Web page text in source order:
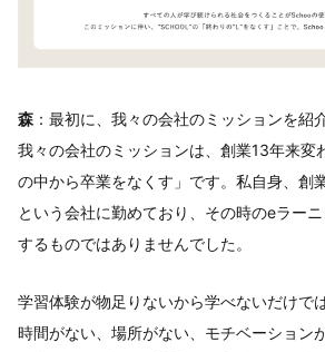
森 ：最初に、我々の会社のミッションを紹
我々の会社のミッションは、創業13年来変
の中から卒業をなくす」です。私自身、創
という会社に勤めており、その時のeラー
するものではありませんでした。
学習体験が物足りないから学べないだけで
時間がない、場所がない、モチベーション